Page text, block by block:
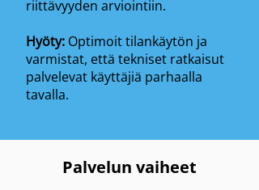
riittävyyden arviointiin.
Hyöty: Optimoit tilankäytön ja
varmistat, että tekniset ratkaisut
palvelevat käyttäjiä parhaalla
tavalla.
Palvelun vaiheet